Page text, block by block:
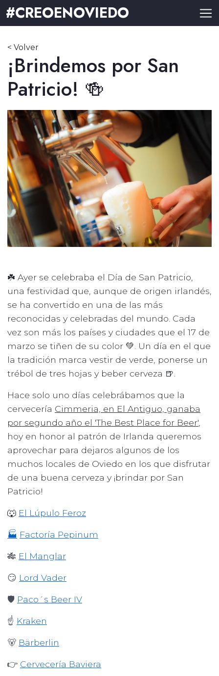
#CREOENOVIEDO
< Volver
¡Brindemos por San
Patricio! 🍻
☘️ Ayer se celebraba el Día de San Patricio,
una festividad que, aunque de origen irlandés,
se ha convertido en una de las más
reconocidas y celebradas del mundo. Cada
vez son más los países y ciudades que el 17 de
marzo se tiñen de su color 💚. Un día en el que
la tradición marca vestir de verde, ponerse un
trébol de tres hojas y beber cerveza 🍺.
Hace solo uno días celebrábamos que la
cervecería Cimmeria, en El Antiguo, ganaba
por segundo año el 'The Best Place for Beer'
hoy en honor al patrón de Irlanda queremos
aprovechar para dejaros algunos de los
muchos locales de Oviedo en los que disfrutar
de una buena cerveza y ¡brindar por San
Patricio!
🐺 El Lúpulo Feroz
🏭 Factoría Pepinum
🎋 El Manglar
😏 Lord Vader
🛡️ Paco´s Beer IV
☝️ Kraken
🐻 Bärberlin
👉 Cervecería Baviera